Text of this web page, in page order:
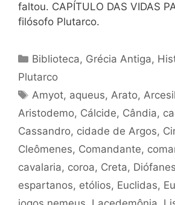
faltou. CAPÍTULO DAS VIDAS
filósofo Plutarco.
Categorias
Biblioteca, Grécia Antiga,
Plutarco
Tags
Amyot, aqueus,Arato,
Aristodemo, Cálcide, Cândia,
Cassandro, cidade de Argos,
Cleômenes, Comandante,
cavalaria, coroa, Creta, Diófanes
espartanos, etólios, Euclidas,